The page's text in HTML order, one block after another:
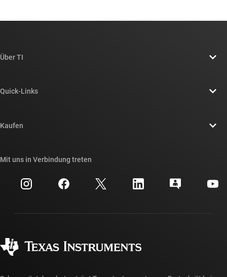
Über TI
Newsroom
Investorenbeziehungen
Fertigung
Quick-Links
Querverweis-Suche
Kundensupportzentrum
myTI-Konto FAQs
Kaufen
Häufig gestellte Fragen zu Bestellungen
Mit uns in Verbindung treten